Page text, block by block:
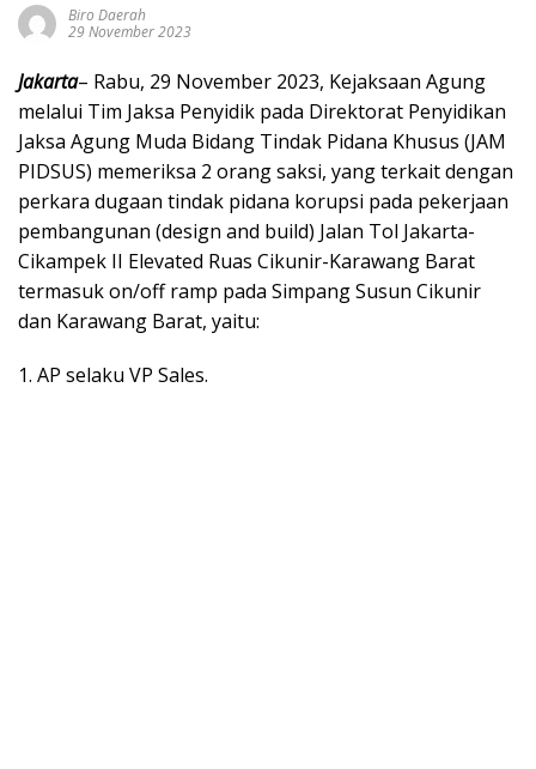
Biro Daerah
29 November 2023
Jakarta– Rabu, 29 November 2023, Kejaksaan Agung
melalui Tim Jaksa Penyidik pada Direktorat Penyidikan
Jaksa Agung Muda Bidang Tindak Pidana Khusus (JAM
PIDSUS) memeriksa 2 orang saksi, yang terkait dengan
perkara dugaan tindak pidana korupsi pada pekerjaan
pembangunan (design and build) Jalan Tol Jakarta-
Cikampek II Elevated Ruas Cikunir-Karawang Barat
termasuk on/off ramp pada Simpang Susun Cikunir
dan Karawang Barat, yaitu:
1. AP selaku VP Sales.